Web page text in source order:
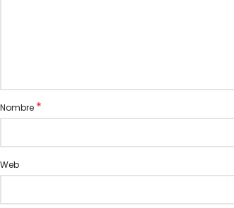
Nombre *
Web